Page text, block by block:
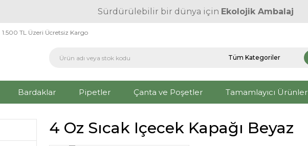
Sürdürülebilir bir dünya için Ekolojik Ambalaj
1.500 TL Üzeri Ücretsiz Kargo
Bardaklar Pipetler Çanta ve Poşetler Tamamlayıcı Ürünler
4 Oz Sıcak Içecek Kapağı Beyaz